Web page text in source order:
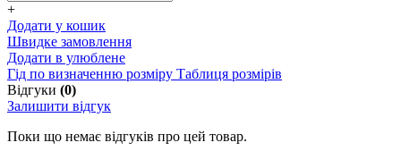
+
Додати у кошик
Швидке замовлення
Додати в улюблене
Гід по визначенню розміру Таблиця розмірів
Відгуки (0)
Залишити відгук
Поки що немає відгуків про цей товар.